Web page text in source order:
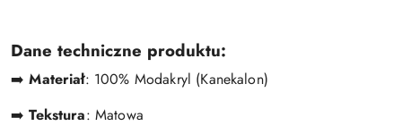
Dane techniczne produktu:
➡️ Materiał: 100% Modakryl (Kanekalon)
➡️ Tekstura: Matowa